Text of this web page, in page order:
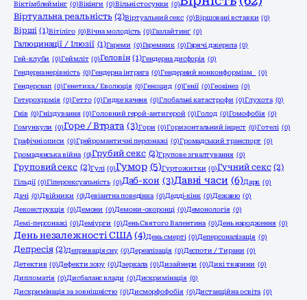
Віктімблеймінг (0)Вікінги (0)Вільні стосунки (0)
Віртуальна реальність (2)Віртуальний секс (0)Віршовані вставки (0)
Вірші (1)Вітіліго (0)Вічна молодість (0)Газлайтинґ (0)
Галюцинації / Ілюзії (1)Гареми (0)Гаремник (0)Гарячі джерела (0)
Гей-клуби (0)Геймліт (0)Геловін (1)Гендерна дисфорія (0)
Гендерна нерівність (0)Гендерна інтрига (0)Гендерний нонконформізм
(0)
Гендерсвап (0)Генетика / Еволюція (0)Геноцид (0)Генії (0)Геокінез (0)
Гетерохромія (0)Гетто (0)Гидке каченя (0)Глобальні катастрофи (0)Глухота (0)
Гнів (0)Гніздування (0)Головний герой-антигерой (0)Голод (0)Гомофобія (0)
Гомункули (0)Горе / Втрата (3)Гори (0)Горизонтальний інцест (0)Готелі (0)
Графічні описи (0)Грейромантичні персонажі (0)Громадський транспорт (0)
Громадянська війна (0)Грубий секс (2)Групове згвалтування (0)
Груповий секс (2)Гулі (0)Гумор (5)Гуртожитки (0)Гучний секс (2)
Гільдії (0)Гіперсексуальність (0)Даб-кон (3)Давні часи (6)Дарк (0)
Дачі (0)Двійники (0)Девіантна поведінка (0)Дедді-кінк (0)Дежавю (0)
Деконструкція (0)Демони (0)Демони-охоронці (0)Демонологія (0)
Демі-персонажі (0)Деміурги (0)День Святого Валентина (0)День народження (0)
День незалежності США (4)День смерті (0)Деперсоналізація (0)
Депресія (2)Депривація сну (0)Дереалізація (0)Деспоти / Тирани (0)
Детектив (0)Дефекти зору (0)Дзеркала (0)Дизайнери (0)Дикі тварини (0)
Дипломатія (0)Дисбаланс влади (0)Дискримінація (0)
Дискримінація за зовнішністю (0)Дисморфофобія (0)Дистанційна освіта (0)